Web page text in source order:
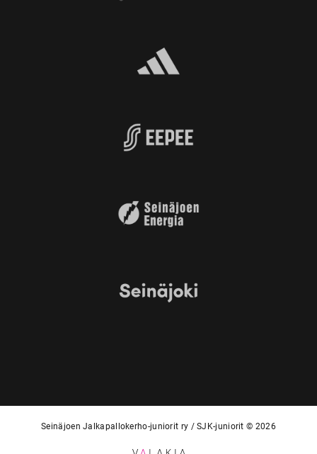
Seinäjoen Jalkapallokerho-juniorit ry / SJK-juniorit © 2026